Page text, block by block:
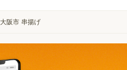
大阪市 串揚げ